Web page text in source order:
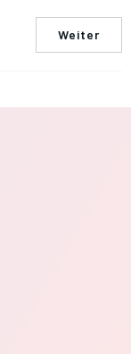
Weiter